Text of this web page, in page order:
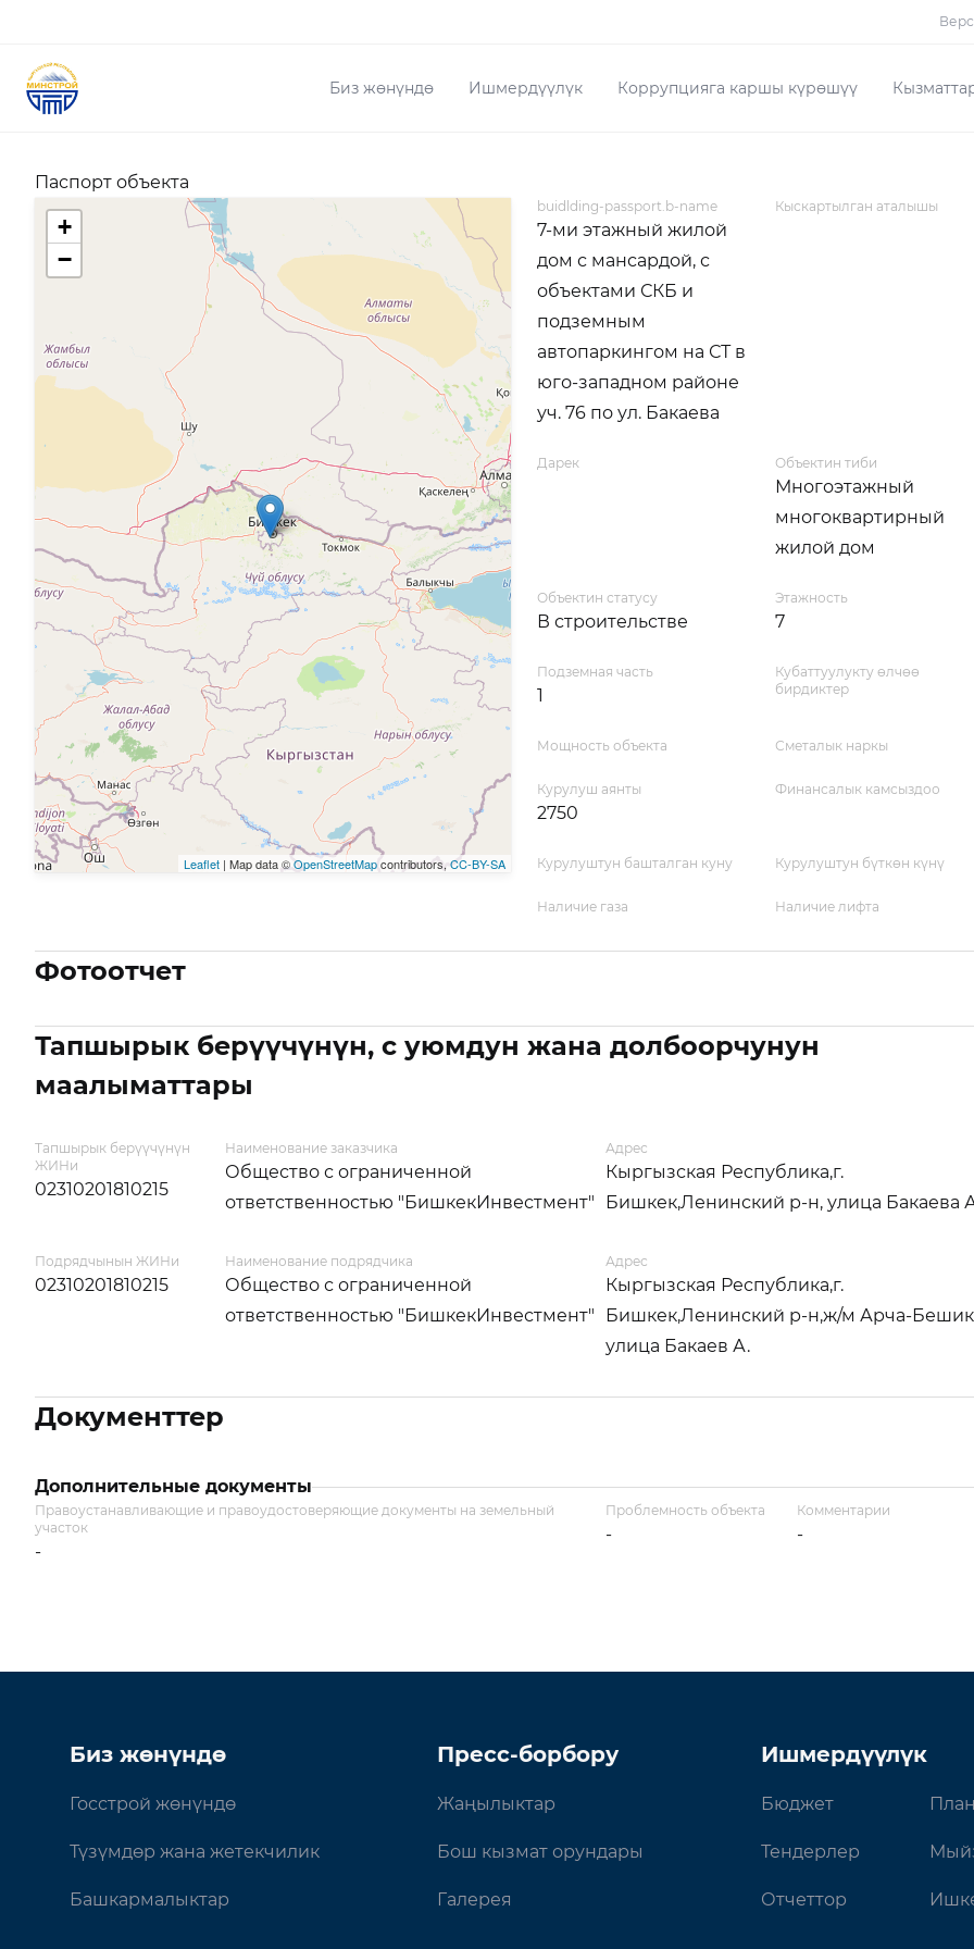
Биз жөнүндө Ишмердүүлүк Коррупцияга каршы күрөшүү
Паспорт объекта
+
−
Leaflet| Map data ©OpenStreetMapcontributors, CC-BY-SA
buidlding-passport.b-name
7-ми этажный жилой
дом с мансардой, с
объектами СКБ и
подземным
автопаркингом на СТ в
юго-западном районе
уч. 76 по ул. Бакаева
Кыскартылган аталышы
Дарек Объектин тиби
Многоэтажный
многоквартирный
жилой дом
Объектин статусу
В строительстве
Этажность
7
Подземная часть
1
Кубаттуулукту өлчөө
бирдиктер
Мощность объекта Сметалык наркы
Курулуш аянты
2750
Финансалык камсыздоо
Курулуштун башталган куну Курулуштун бүткөн күнү
Наличие газа Наличие лифта
Фотоотчет
Тапшырык берүүчүнүн, с уюмдун жана долбоорчунун
маалыматтары
Тапшырык берүүчүнүн
ЖИНи
02310201810215
Наименование заказчика
Общество с ограниченной
ответственностью "БишкекИнвестмент"
Адрес
Кыргызская Республика,г.
Бишкек,Ленинский р-н, улица Бакаева
Подрядчынын ЖИНи
02310201810215
Наименование подрядчика
Общество с ограниченной
ответственностью "БишкекИнвестмент"
Адрес
Кыргызская Республика,г.
Бишкек,Ленинский р-н,ж/м Арча-
улица Бакаев А.
Документтер
Дополнительные документы
Правоустанавливающие и правоудостоверяющие документы на земельный
участок
-
Проблемность объекта
-
Комментарии
-
Биз жөнүндө
Госстрой жөнүндө
Түзүмдөр жана жетекчилик
Башкармалыктар
Пресс-борбору
Жаңылыктар
Бош кызмат орундары
Галерея
Ишмердүүлүк
Бюджет
Тендерлер
Отчеттор